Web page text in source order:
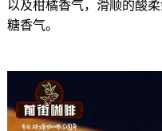
以及柑橘香气，滑顺的酸
糖香气。